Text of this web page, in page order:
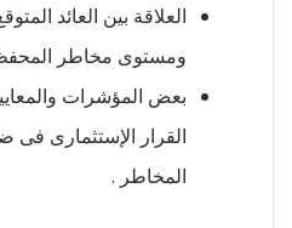
العلاقة بين العائد
ومستوى مخاطر
بعض المؤشرات
القرار الإستثمارى
المخاطر .